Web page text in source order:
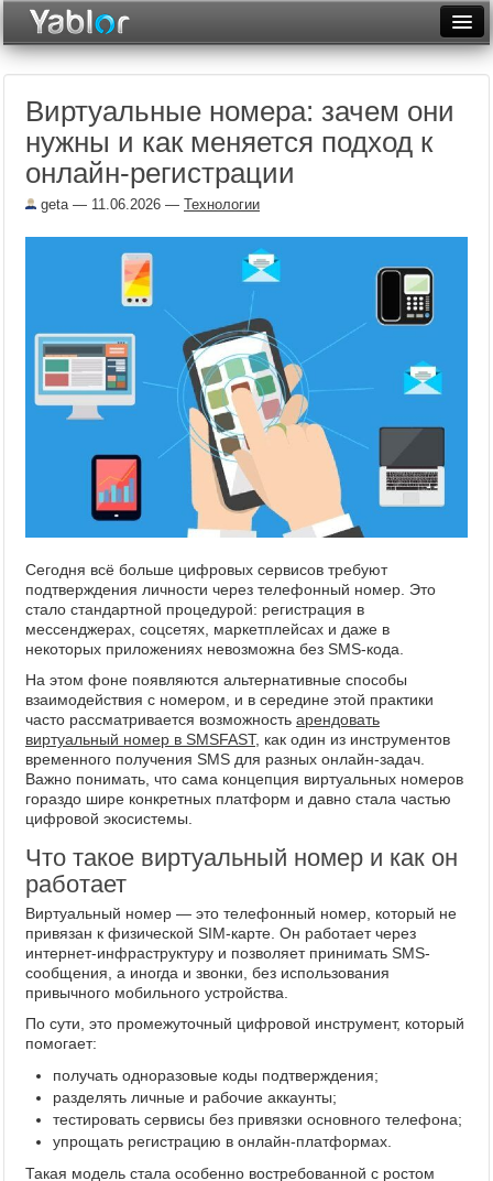
Неделя
Месяц
Архив
Фототоп
Видеотоп
Виртуальные номера: зачем они
нужны и как меняется подход к
онлайн-регистрации
geta— 11.06.2026 — Технологии
Сегодня всё больше цифровых сервисов требуют
подтверждения личности через телефонный номер. Это
стало стандартной процедурой: регистрация в
мессенджерах, соцсетях, маркетплейсах и даже в
некоторых приложениях невозможна без SMS-кода.
На этом фоне появляются альтернативные способы
взаимодействия с номером, и в середине этой практики
часто рассматривается возможность арендовать
виртуальный номер в SMSFAST, как один из инструментов
временного получения SMS для разных онлайн-задач.
Важно понимать, что сама концепция виртуальных номеров
гораздо шире конкретных платформ и давно стала частью
цифровой экосистемы.
Что такое виртуальный номер и как он
работает
Виртуальный номер — это телефонный номер, который не
привязан к физической SIM-карте. Он работает через
интернет-инфраструктуру и позволяет принимать SMS-
сообщения, а иногда и звонки, без использования
привычного мобильного устройства.
По сути, это промежуточный цифровой инструмент, который
помогает:
получать одноразовые коды подтверждения;
разделять личные и рабочие аккаунты;
тестировать сервисы без привязки основного телефона;
упрощать регистрацию в онлайн-платформах.
Такая модель стала особенно востребованной с ростом